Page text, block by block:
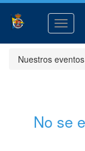
Activar
Nuestros eventos
No se